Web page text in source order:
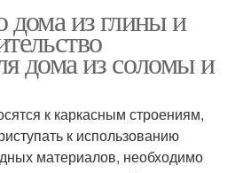
дома из глины и
дома из соломы и
к каркасным строениям,
к использованию
материалов, необходимо